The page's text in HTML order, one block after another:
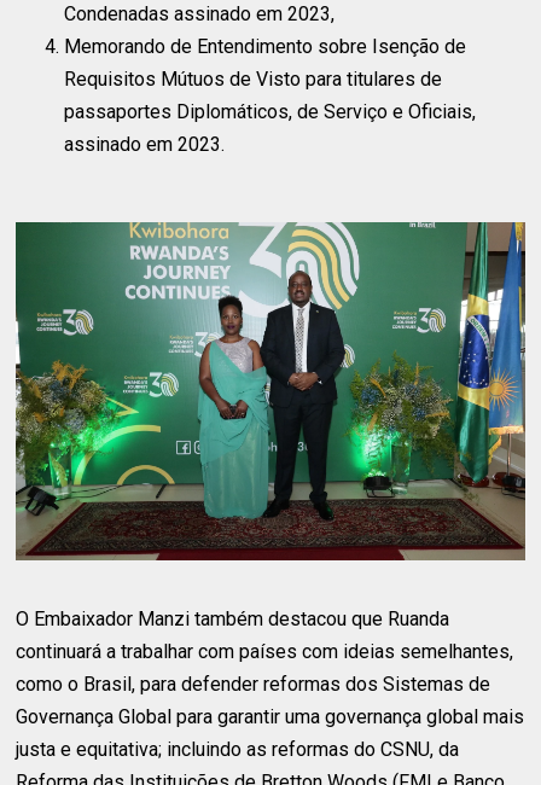
Condenadas assinado em 2023,
Memorando de Entendimento sobre Isenção de
Requisitos Mútuos de Visto para titulares de
passaportes Diplomáticos, de Serviço e Oficiais,
assinado em 2023.
O Embaixador Manzi também destacou que Ruanda
continuará a trabalhar com países com ideias semelhantes,
como o Brasil, para defender reformas dos Sistemas de
Governança Global para garantir uma governança global mais
justa e equitativa; incluindo as reformas do CSNU, da